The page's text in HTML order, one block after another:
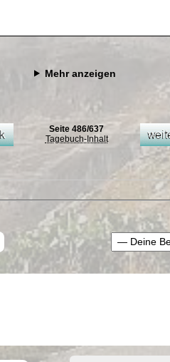
Mehr anzeigen
Seite 486/637
Tagebuch-Inhalt